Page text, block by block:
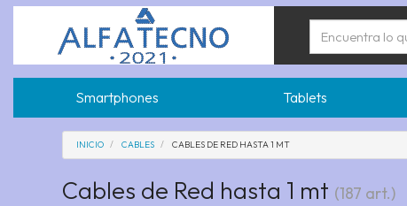
Smartphones Tablets
INICIO CABLES CABLES DE RED HASTA 1 MT
Cables de Red hasta 1 mt (187 art.)